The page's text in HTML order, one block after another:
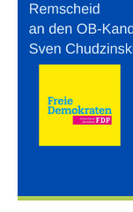
Müttertreff
OGS Heinrich-
Fit für Kids –
Kinder im Blick –